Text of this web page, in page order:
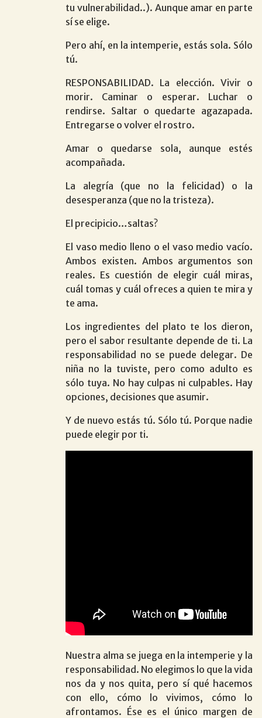
tu vulnerabilidad..). Aunque amar en parte
sí se elige.
Pero ahí, en la intemperie, estás sola. Sólo
tú.
RESPONSABILIDAD. La elección. Vivir o
morir. Caminar o esperar. Luchar o
rendirse. Saltar o quedarte agazapada.
Entregarse o volver el rostro.
Amar o quedarse sola, aunque estés
acompañada.
La alegría (que no la felicidad) o la
desesperanza (que no la tristeza).
El precipicio…saltas?
El vaso medio lleno o el vaso medio vacío.
Ambos existen. Ambos argumentos son
reales. Es cuestión de elegir cuál miras,
cuál tomas y cuál ofreces a quien te mira y
te ama.
Los ingredientes del plato te los dieron,
pero el sabor resultante depende de ti. La
responsabilidad no se puede delegar. De
niña no la tuviste, pero como adulto es
sólo tuya. No hay culpas ni culpables. Hay
opciones, decisiones que asumir.
Y de nuevo estás tú. Sólo tú. Porque nadie
puede elegir por ti.
Nuestra alma se juega en la intemperie y la
responsabilidad. No elegimos lo que la vida
nos da y nos quita, pero sí qué hacemos
con ello, cómo lo vivimos, cómo lo
afrontamos. Ése es el único margen de